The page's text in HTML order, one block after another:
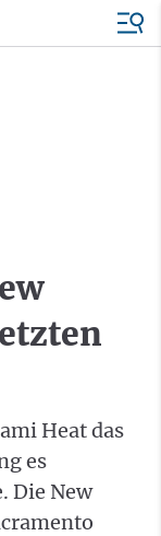
Heat das
es
Die New